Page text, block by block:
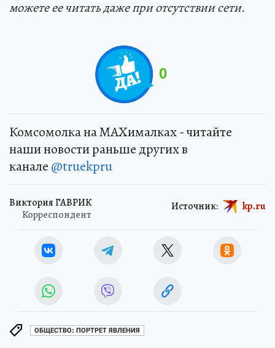
можете ее читать даже при отсутствии сети.
0
Комсомолка на MAXималках - читайте
наши новости раньше других в
канале @truekpru
Виктория ГАВРИК
Корреспондент
Источник: kp.ru
ОБЩЕСТВО: ПОРТРЕТ ЯВЛЕНИЯ